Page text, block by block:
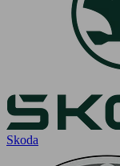
Skoda